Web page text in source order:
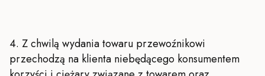
4. Z chwilą wydania towaru przewoźnikowi
przechodzą na klienta niebędącego konsumentem